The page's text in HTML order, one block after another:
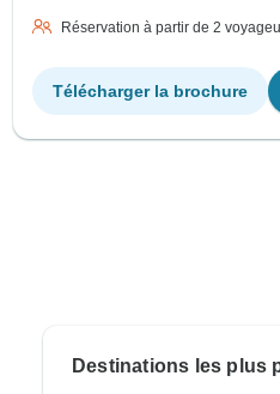
Réservation à partir de 2
Télécharger la brochure
Destinations les plus